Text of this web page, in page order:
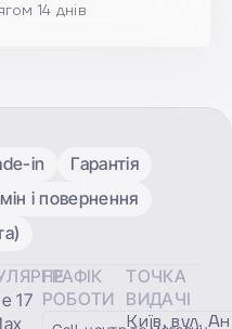
14 днів
in
Гарантія
і повернення
17
ГРАФІК
РОБОТИ
ТОЧКА
ВИДАЧІ
Київ, вул.